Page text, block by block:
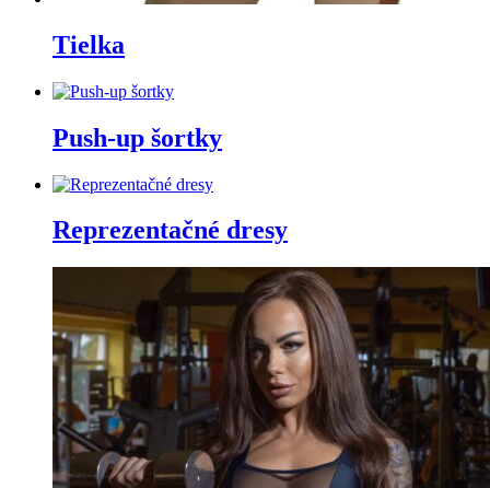
Tielka
Push-up šortky
Reprezentačné dresy